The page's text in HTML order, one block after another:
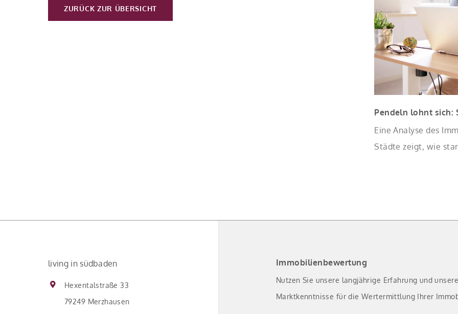
ZURÜCK ZUR ÜBERSICHT
Pendeln lohnt sich:
Eine Analyse des
Städte zeigt, wie
living in südbaden
Hexentalstraße 33
79249 Merzhausen
Immobilienbewertung
Nutzen Sie unsere langjährige Erfahrung und
Marktkenntnisse für die Wertermittlung Ihrer